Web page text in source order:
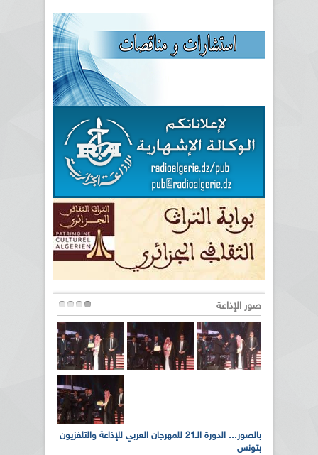
صور الإذاعة
بالصور... الدورة الـ21 للمهرجان العربي للإذاعة والتلفزيون
بتونس